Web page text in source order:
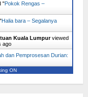
"Pokok Rengas –
Halia bara – Segalanya
Kuala Lumpurviewed
ago
dan Pemprosesan Durian:
ON